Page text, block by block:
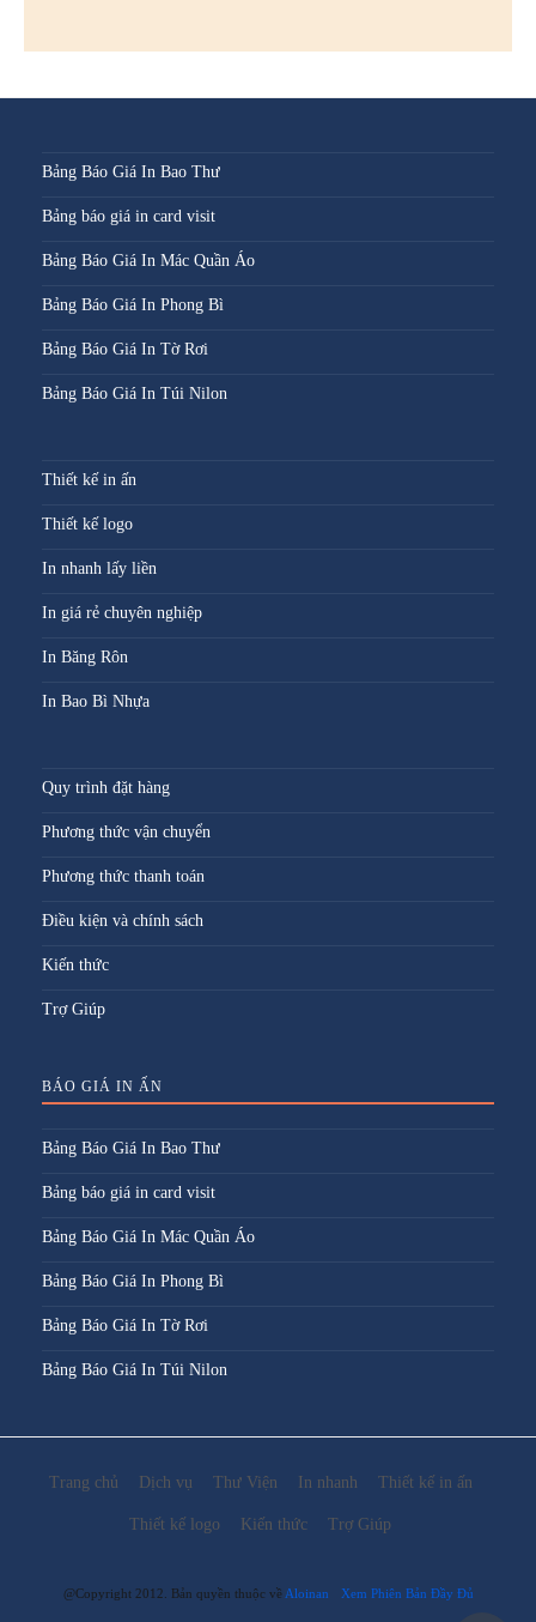
Bảng Báo Giá In Bao Thư
Bảng báo giá in card visit
Bảng Báo Giá In Mác Quần Áo
Bảng Báo Giá In Phong Bì
Bảng Báo Giá In Tờ Rơi
Bảng Báo Giá In Túi Nilon
Thiết kế in ấn
Thiết kế logo
In nhanh lấy liền
In giá rẻ chuyên nghiệp
In Băng Rôn
In Bao Bì Nhựa
Quy trình đặt hàng
Phương thức vận chuyển
Phương thức thanh toán
Điều kiện và chính sách
Kiến thức
Trợ Giúp
BÁO GIÁ IN ẤN
Bảng Báo Giá In Bao Thư
Bảng báo giá in card visit
Bảng Báo Giá In Mác Quần Áo
Bảng Báo Giá In Phong Bì
Bảng Báo Giá In Tờ Rơi
Bảng Báo Giá In Túi Nilon
Trang chủ Dịch vụ Thư Viện In nhanh Thiết kế in ấn
Thiết kế logo Kiến thức Trợ Giúp
@Copyright 2012. Bản quyền thuộc về Aloinan Xem Phiên Bản Đầy Đủ